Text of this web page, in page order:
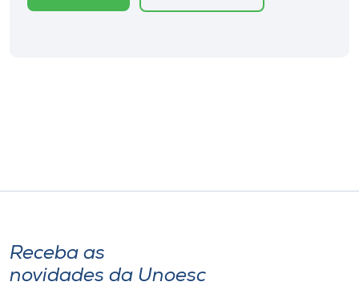
Receba as
novidades da Unoesc